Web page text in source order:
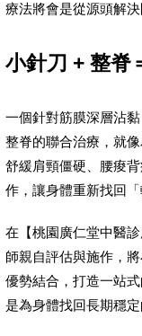
療法將會是從源頭解決
小針刀 + 整脊
一個針對筋膜深層沾
整脊的聯合治療，就
舒緩肩頸僵硬、腰痠
作，讓身體重新找回
在【桃園廣仁堂中醫
師親自評估與施作，
優勢結合，打造一站
是為身體找回長期穩定